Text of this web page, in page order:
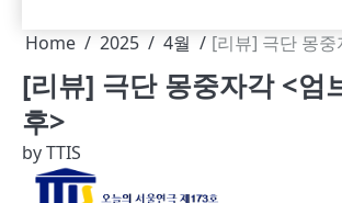
Home 2025 4월 [리뷰] 극단 몽중
[리뷰] 극단 몽중자각 <엄
후>
byTTIS